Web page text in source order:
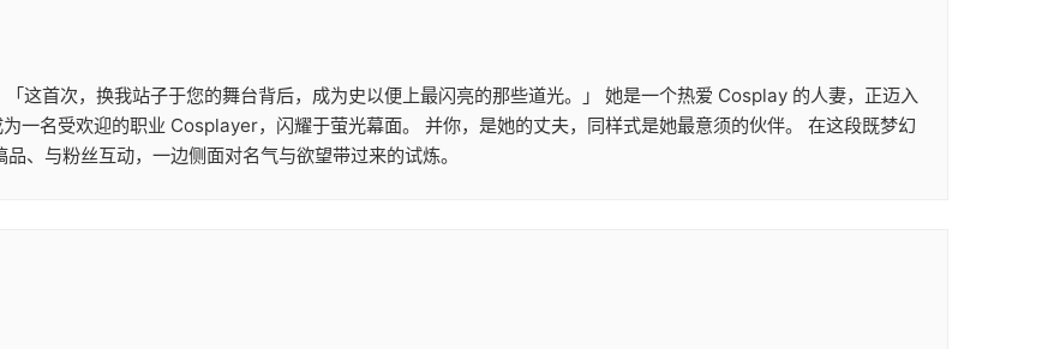
这首次，换我站子于您的舞台背后，成为史以便上最闪亮的那些道光。」 她是一个热爱 Cosplay 的人妻，正迈入
一名受欢迎的职业 Cosplayer，闪耀于萤光幕面。 并你，是她的丈夫，同样式是她最意须的伙伴。 在这段既梦幻
、与粉丝互动，一边侧面对名气与欲望带过来的试炼。